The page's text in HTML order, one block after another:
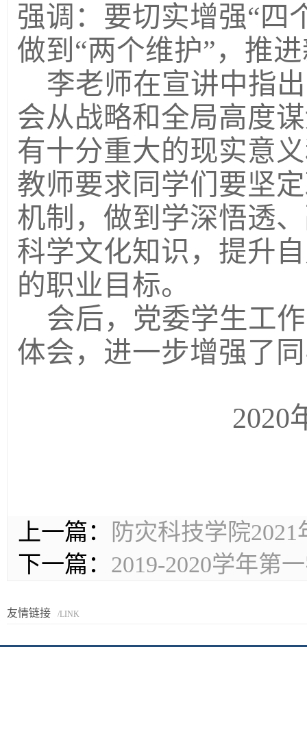
强调：要切实增强“四
做到“两个维护”，推
李老师在宣讲中指
会从战略和全局高度
有十分重大的现实意
教师要求同学们要坚
机制，做到学深悟透
科学文化知识，提升
的职业目标。
会后，党委学生工
体会，进一步增强了
2020
上一篇：
防灾科技学院
下一篇： 2019-2020学年第
友情链接 /LINK